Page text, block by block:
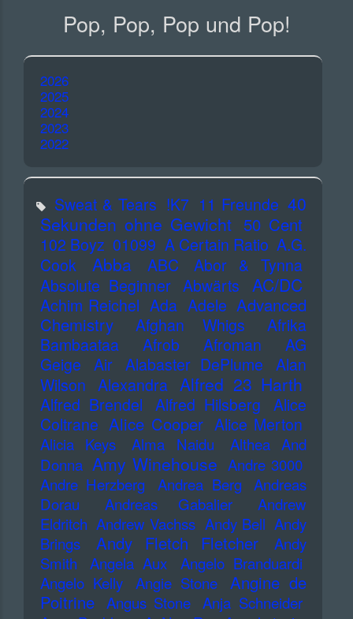
Pop, Pop, Pop und Pop!
2026
2025
2024
2023
2022
Sweat & Tears !K7 11 Freunde 40
Sekunden ohne Gewicht 50 Cent
102 Boyz 01099 A Certain Ratio A.G.
Cook
Abba ABC
Abor & Tynna
Absolute Beginner Abwärts AC/DC
Achim Reichel Ada Adele Advanced
Chemistry
Afghan Whigs
Afrika
Bambaataa
Afrob Afroman
AG
Geige
Air Alabaster DePlume
Alan
Wilson Alexandra Alfred 23 Harth
Alfred Brendel Alfred Hilsberg
Alice
Coltrane Alice Cooper Alice Merton
Alicia Keys Alma Naidu
Althea And
Donna Amy Winehouse Andre 3000
Andre Herzberg
Andrea Berg
Andreas
Dorau
Andreas Gabalier
Andrew
Eldritch Andrew Vachss Andy Bell Andy
Brings
Andy Fletch Fletcher
Andy
Smith
Angela Aux
Angelo Branduardi
Angelo Kelly
Angie Stone
Angine de
Poitrine Angus Stone Anja Schneider